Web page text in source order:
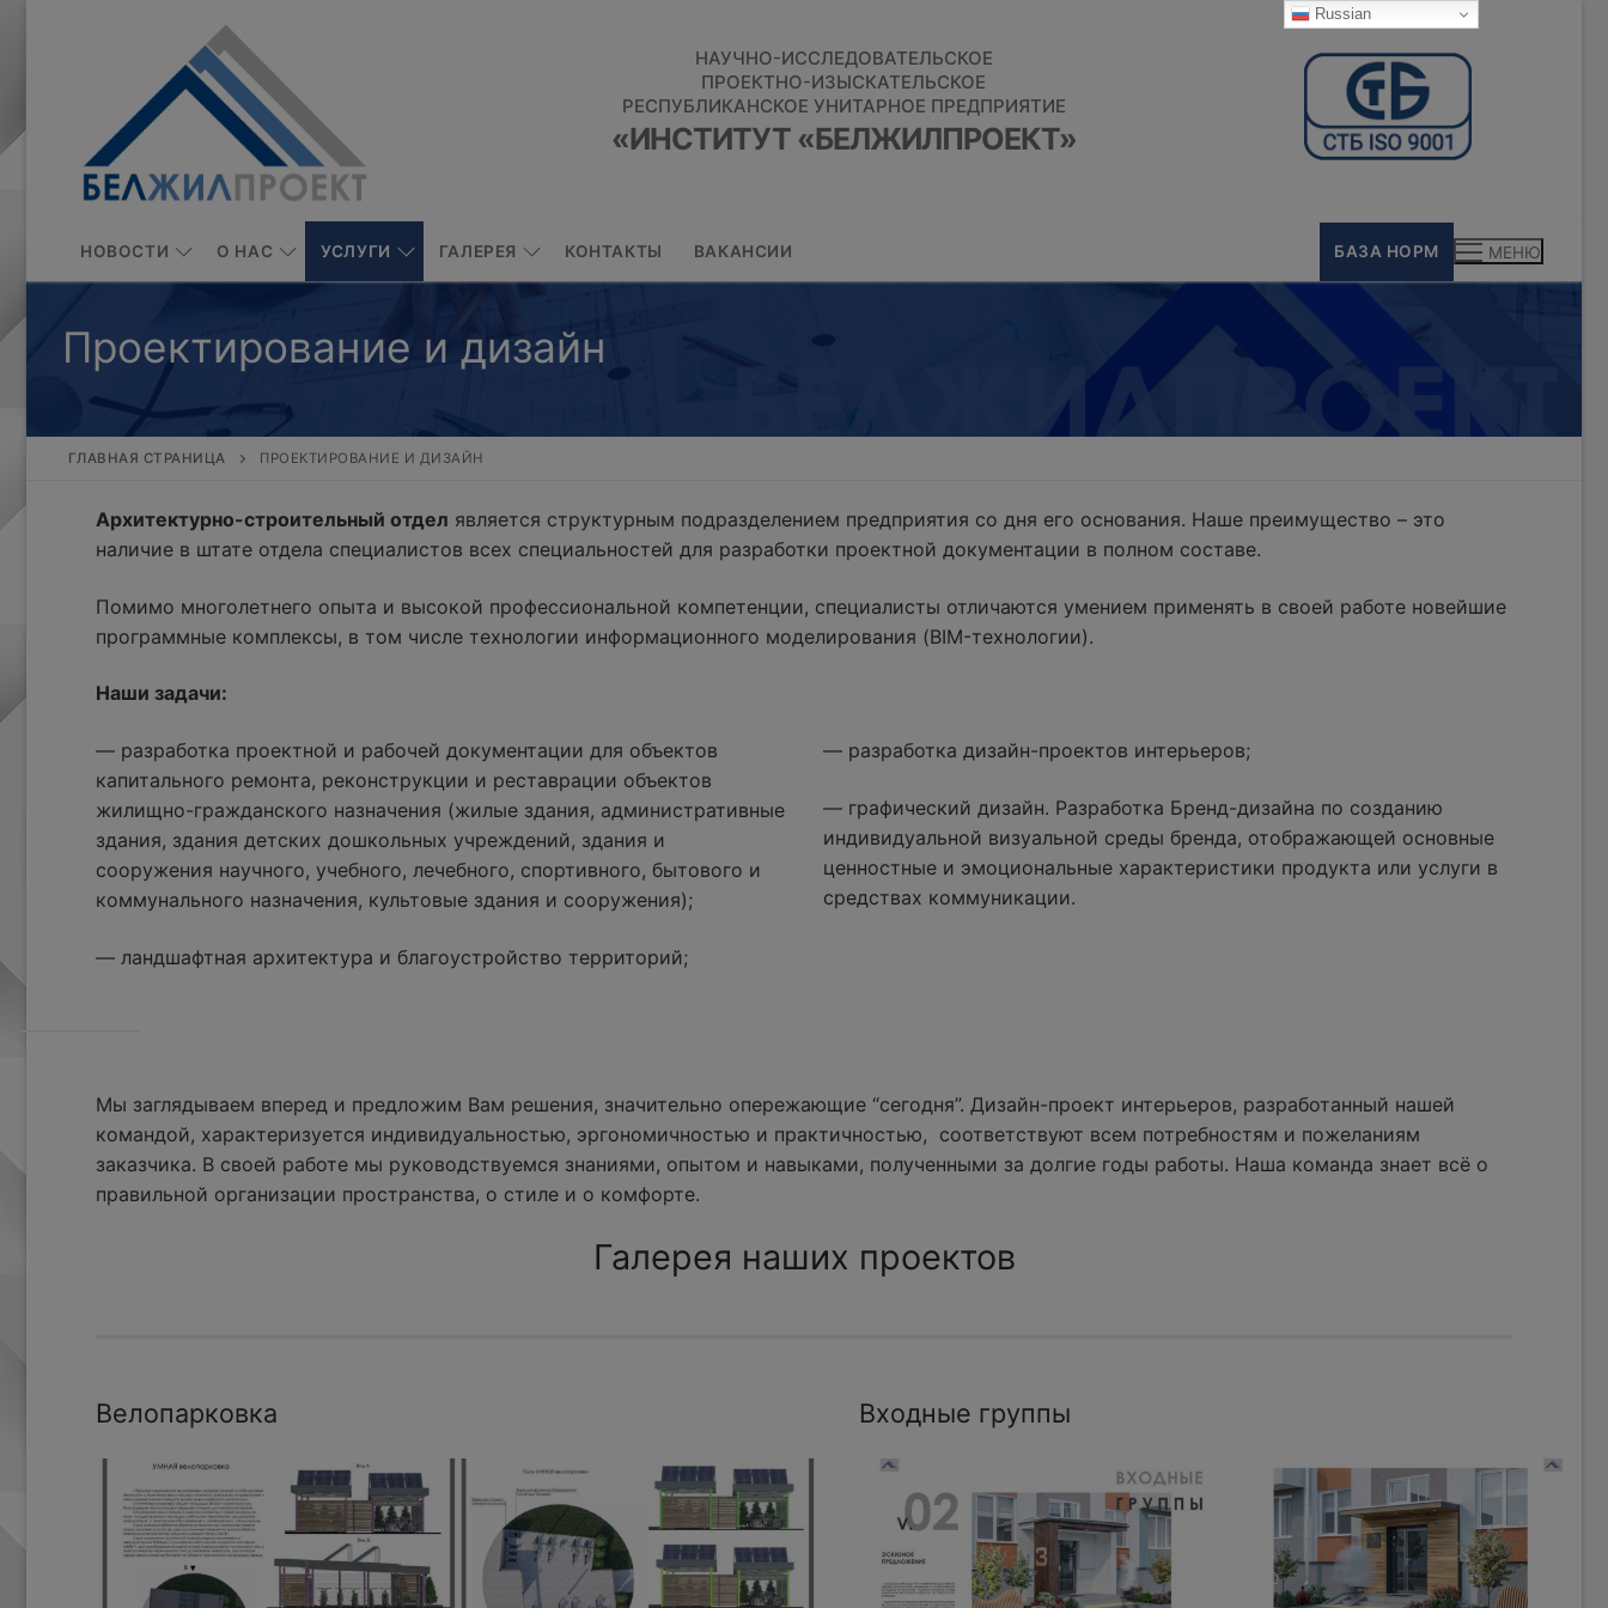
НАУЧНО-ИССЛЕДОВАТЕЛЬСКОЕ
ПРОЕКТНО-ИЗЫСКАТЕЛЬСКОЕ
РЕСПУБЛИКАНСКОЕ УНИТАРНОЕ ПРЕДПРИЯТИЕ
«ИНСТИТУТ «БЕЛЖИЛПРОЕКТ»
НОВОСТИ О НАС УСЛУГИ ГАЛЕРЕЯ КОНТАКТЫ ВАКАНСИИ БАЗА НОРМ МЕНЮ
Проектирование и дизайн
ГЛАВНАЯ СТРАНИЦА ПРОЕКТИРОВАНИЕ И ДИЗАЙН
Архитектурно-строительный отдел является структурным подразделением предприятия со дня его основания. Наше преимущество – это
наличие в штате отдела специалистов всех специальностей для разработки проектной документации в полном составе.
Помимо многолетнего опыта и высокой профессиональной компетенции, специалисты отличаются умением применять в своей работе новейшие
программные комплексы, в том числе технологии информационного моделирования (BIM-технологии).
Наши задачи:
— разработка проектной и рабочей документации для объектов
капитального ремонта, реконструкции и реставрации объектов
жилищно-гражданского назначения (жилые здания, административные
здания, здания детских дошкольных учреждений, здания и
сооружения научного, учебного, лечебного, спортивного, бытового и
коммунального назначения, культовые здания и сооружения);
— ландшафтная архитектура и благоустройство территорий;
— разработка дизайн-проектов интерьеров;
— графический дизайн. Разработка Бренд-дизайна по созданию
индивидуальной визуальной среды бренда, отображающей основные
ценностные и эмоциональные характеристики продукта или услуги в
средствах коммуникации.
Мы заглядываем вперед и предложим Вам решения, значительно опережающие “сегодня”. Дизайн-проект интерьеров, разработанный нашей
командой, характеризуется индивидуальностью, эргономичностью и практичностью, соответствуют всем потребностям и пожеланиям
заказчика. В своей работе мы руководствуемся знаниями, опытом и навыками, полученными за долгие годы работы. Наша команда знает всё о
правильной организации пространства, о стиле и о комфорте.
Галерея наших проектов
Велопарковка Входные группы
Russian